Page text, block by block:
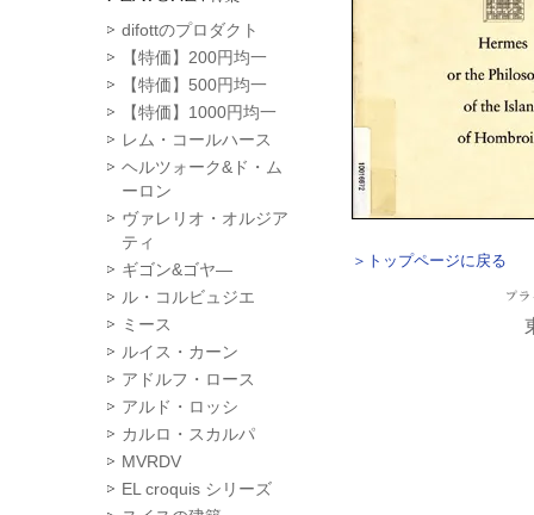
difottのプロダクト
【特価】200円均一
【特価】500円均一
【特価】1000円均一
レム・コールハース
ヘルツォーク&ド・ム
ーロン
ヴァレリオ・オルジア
ティ
ギゴン&ゴヤ―
ル・コルビュジエ
ミース
ルイス・カーン
アドルフ・ロース
アルド・ロッシ
カルロ・スカルパ
MVRDV
EL croquis シリーズ
＞トップページに戻る